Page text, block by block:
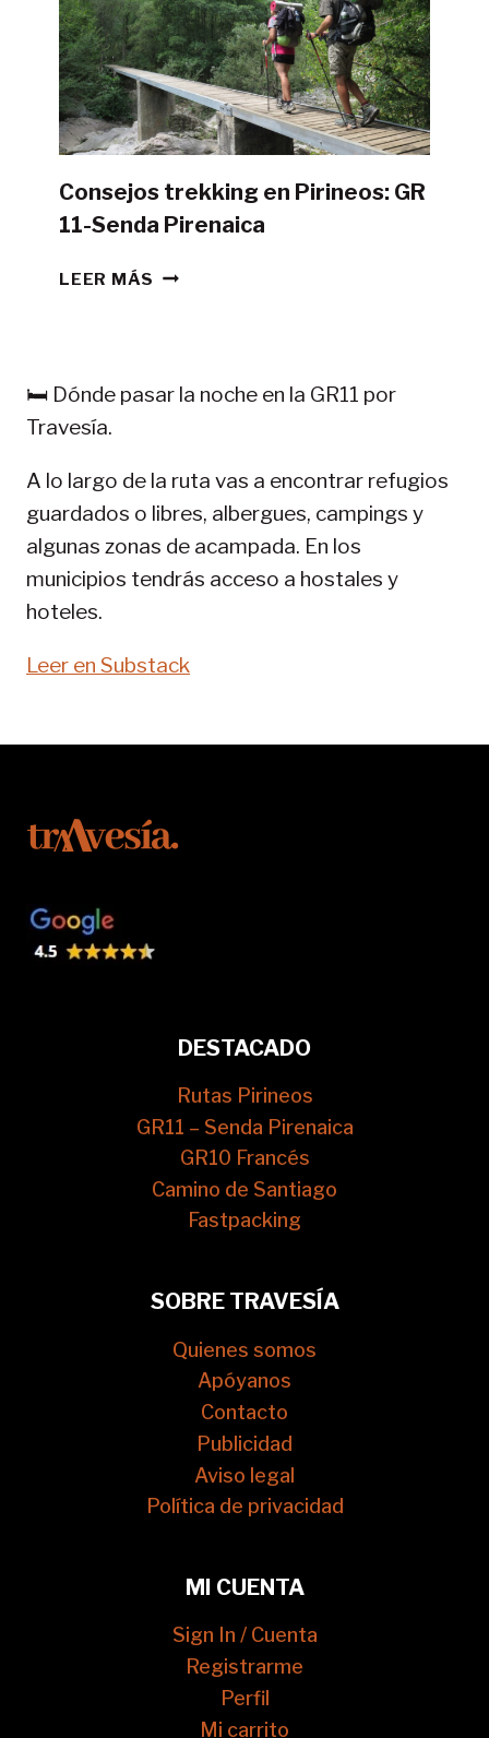
CON
TIENDA
DE
CAMPAÑA?
Consejos trekking en Pirineos: GR
11-Senda Pirenaica
LEER MÁS CONSEJOS
11-
🛏️ Dónde pasar la noche en la GR11 por
Travesía.
A lo largo de la ruta vas a encontrar refugios
guardados o libres, albergues, campings y
algunas zonas de acampada. En los
municipios tendrás acceso a hostales y
hoteles.
Leer en Substack
DESTACADO
Rutas Pirineos
GR11 – Senda Pirenaica
GR10 Francés
Camino de Santiago
Fastpacking
SOBRE TRAVESÍA
Quienes somos
Apóyanos
Contacto
Publicidad
Aviso legal
Política de privacidad
MI CUENTA
Sign In / Cuenta
Registrarme
Perfil
Mi carrito